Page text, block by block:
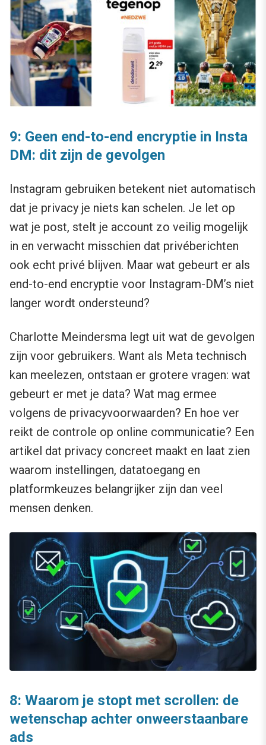
9: Geen end-to-end encryptie in Insta
DM: dit zijn de gevolgen
Instagram gebruiken betekent niet automatisch
dat je privacy je niets kan schelen. Je let op
wat je post, stelt je account zo veilig mogelijk
in en verwacht misschien dat privéberichten
ook echt privé blijven. Maar wat gebeurt er als
end-to-end encryptie voor Instagram-DM’s niet
langer wordt ondersteund?
Charlotte Meindersma legt uit wat de gevolgen
zijn voor gebruikers. Want als Meta technisch
kan meelezen, ontstaan er grotere vragen: wat
gebeurt er met je data? Wat mag ermee
volgens de privacyvoorwaarden? En hoe ver
reikt de controle op online communicatie? Een
artikel dat privacy concreet maakt en laat zien
waarom instellingen, datatoegang en
platformkeuzes belangrijker zijn dan veel
mensen denken.
8: Waarom je stopt met scrollen: de
wetenschap achter onweerstaanbare
ads